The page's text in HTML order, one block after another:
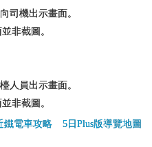
司機出示畫面。
非截圖。
人員出示畫面。
非截圖。
鐵電車攻略 5日Plus版導覽地圖